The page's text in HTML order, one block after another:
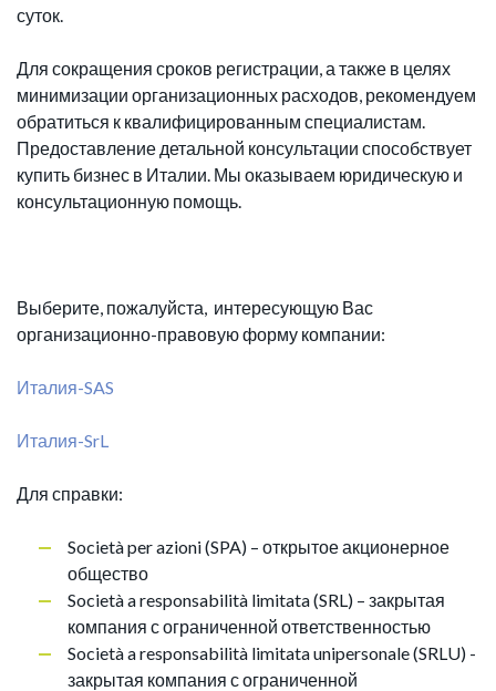
суток.
Для сокращения сроков регистрации, а также в целях
минимизации организационных расходов, рекомендуем
обратиться к квалифицированным специалистам.
Предоставление детальной консультации способствует
купить бизнес в Италии. Мы оказываем юридическую и
консультационную помощь.
Выберите, пожалуйста, интересующую Вас
организационно-правовую форму компании:
Италия-SAS
Италия-SrL
Для справки:
Società per azioni (SPA) – открытое акционерное
общество
Società a responsabilità limitata (SRL) – закрытая
компания с ограниченной ответственностью
Società a responsabilità limitata unipersonale (SRLU) -
закрытая компания с ограниченной